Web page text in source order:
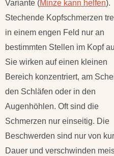
Variante (Minze kann helfen).
Stechende Kopfschmerzen
in einem engen Feld nur an
bestimmten Stellen im Kopf
Sie wirken auf einen kleinen
Bereich konzentriert, am
den Schläfen oder in den
Augenhöhlen. Oft sind die
Schmerzen nur einseitig. Die
Beschwerden sind nur von
Dauer und verschwinden